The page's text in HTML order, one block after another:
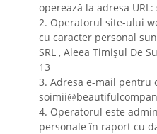
operează la adresa URL:
2. Operatorul site-ului
cu caracter personal
SRL , Aleea Timișul De
13
3. Adresa e-mail pentru
4. Operatorul este
personale în raport cu